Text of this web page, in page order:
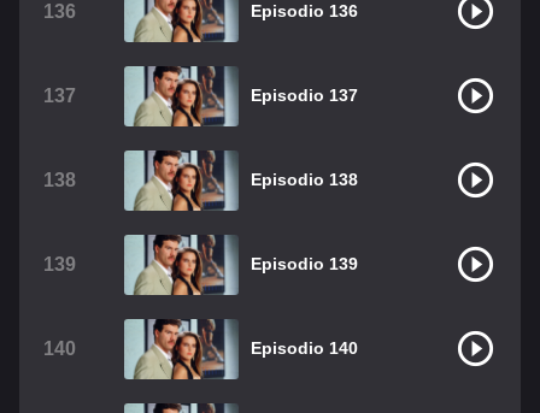
136 Episodio 136
137 Episodio 137
138 Episodio 138
139 Episodio 139
140 Episodio 140